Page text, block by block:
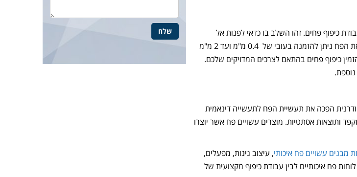
כיפוף פחים. זהו השלב בו כדאי לפנות אל
האחים שחם ולהזמין עבודות כיפוף פחים בהתאם למידות מיוחדות וצרכי הפרויקט. את הפח ניתן להזמנה בעובי של 0.4 מ"מ ועד 2 מ"מ
כיפוף פחים בהתאם לצרכים המדויקים שלכם.
הפכה את תעשיית הפח לתעשייה דינאמית
ותוצאות אסתטיות. מוצרים עשויים פח אשר יוצרו
מבנים עשויים פח איכותי, עיצוב גינות, מפעלים,
פח איכותיים לבין עבודת כיפוף מקצועית של